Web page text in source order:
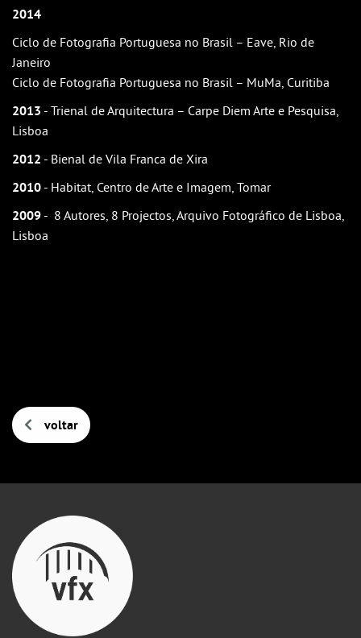
2014
Ciclo de Fotografia Portuguesa no Brasil – Eave, Rio de
Janeiro
Ciclo de Fotografia Portuguesa no Brasil – MuMa, Curitiba
2013 - Trienal de Arquitectura – Carpe Diem Arte e Pesquisa,
Lisboa
2012 - Bienal de Vila Franca de Xira
2010 - Habitat, Centro de Arte e Imagem, Tomar
2009 - 8 Autores, 8 Projectos, Arquivo Fotográfico de Lisboa,
Lisboa
voltar